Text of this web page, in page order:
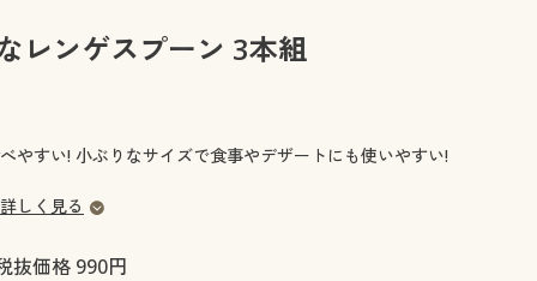
ア・ティーンズ下着大きいサイズ レディース下着
大きいサイズ 事務・制服
レンゲスプーン 3本組
やすい! 小ぶりなサイズで食事やデザートにも使いやすい!
しく見る
抜価格 990円